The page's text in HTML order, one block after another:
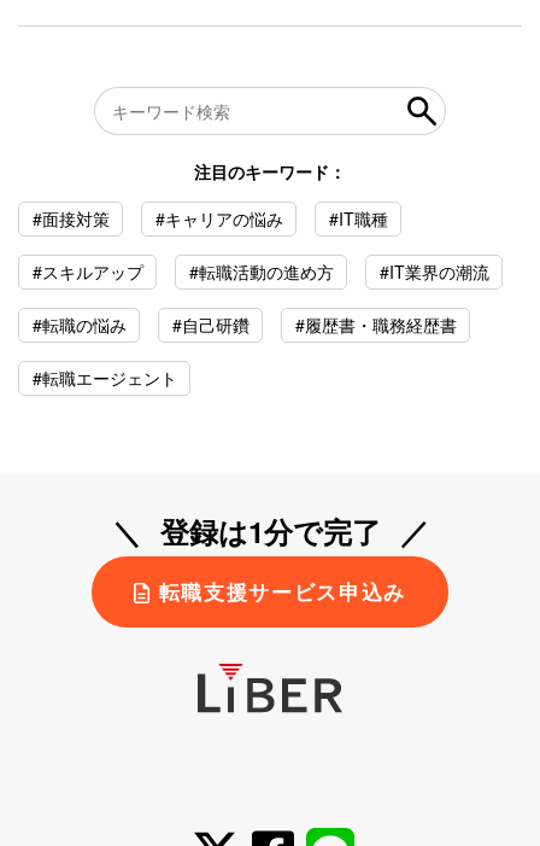
注目のキーワード：
#面接対策
#キャリアの悩み #IT職種
#スキルアップ #転職活動の進め方 #IT業界の潮流
#転職の悩み #自己研鑽 #履歴書・職務経歴書
#転職エージェント
登録は1分で完了
転職支援サービス申込み